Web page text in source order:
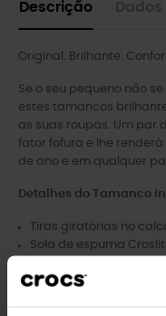
Descrição
Original. Brilhante.
Se o seu pequeno não
estes tamancos
as suas roupas. Um par
fator fofura e lhe
de ano e em qualquer
Detalhes do Tamanco
Tiras giratórias no
Sola de espuma
Personalizável com